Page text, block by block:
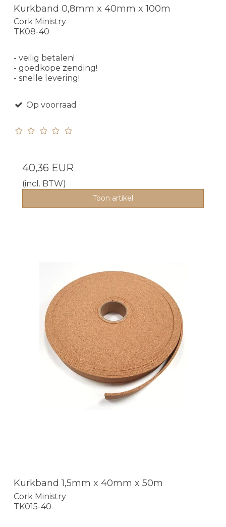
Kurkband 0,8mm x 40mm x 100m
Cork Ministry
TK08-40
- veilig betalen!
- goedkope zending!
- snelle levering!
Op voorraad
40,36 EUR
(incl. BTW)
Toon artikel
Kurkband 1,5mm x 40mm x 50m
Cork Ministry
TK015-40